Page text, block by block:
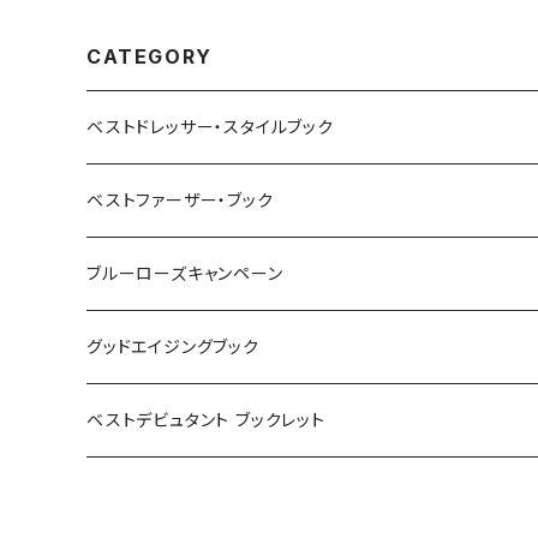
CATEGORY
ベストドレッサー・スタイルブック
ベストファーザー・ブック
ブルーローズキャンペーン
グッドエイジングブック
ベストデビュタント ブックレット